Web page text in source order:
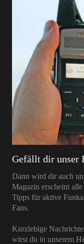
Gefällt dir unser
Dann wird dir auch
Magazin erscheint
Tipps für aktive
Fans.
Kurzlebige
wirst du in unserem